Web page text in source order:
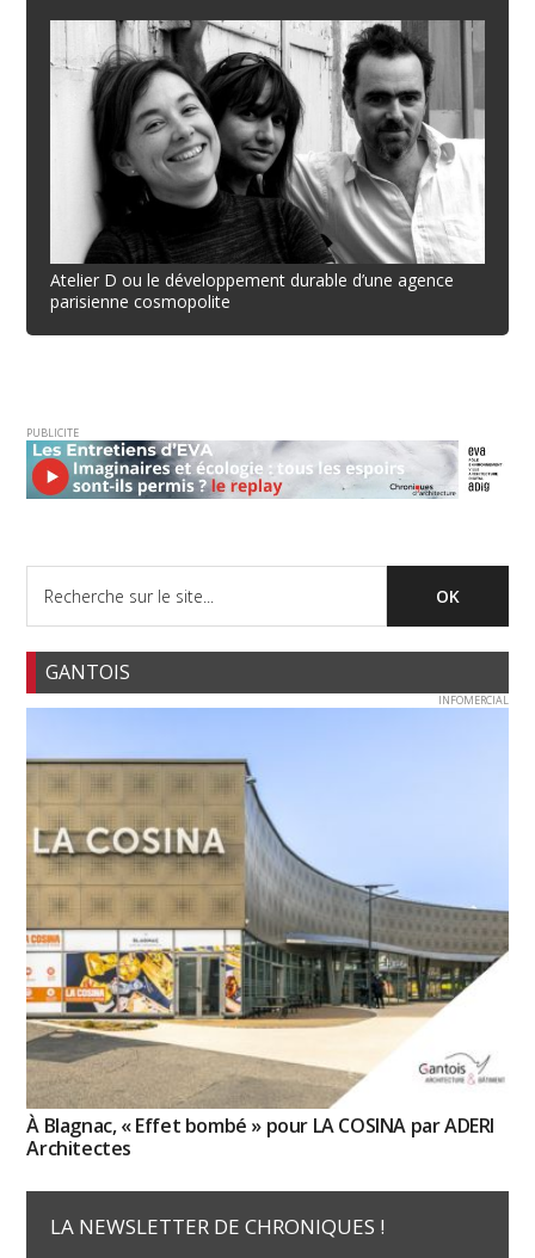
Atelier D ou le développement durable d’une agence
parisienne cosmopolite
PUBLICITE
GANTOIS
INFOMERCIAL
À Blagnac, « Effet bombé » pour LA COSINA par ADERI
Architectes
LA NEWSLETTER DE CHRONIQUES !